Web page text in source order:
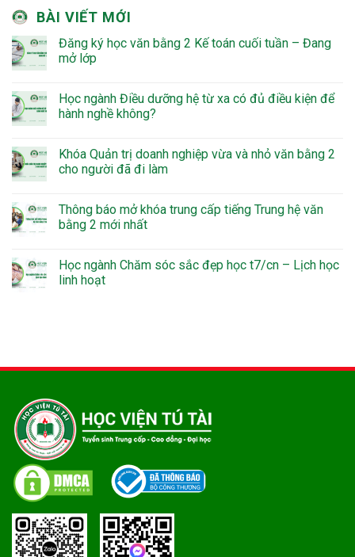
BÀI VIẾT MỚI
Đăng ký học văn bằng 2 Kế toán cuối tuần – Đang
mở lớp
Học ngành Điều dưỡng hệ từ xa có đủ điều kiện để
hành nghề không?
Khóa Quản trị doanh nghiệp vừa và nhỏ văn bằng 2
cho người đã đi làm
Thông báo mở khóa trung cấp tiếng Trung hệ văn
bằng 2 mới nhất
Học ngành Chăm sóc sắc đẹp học t7/cn – Lịch học
linh hoạt